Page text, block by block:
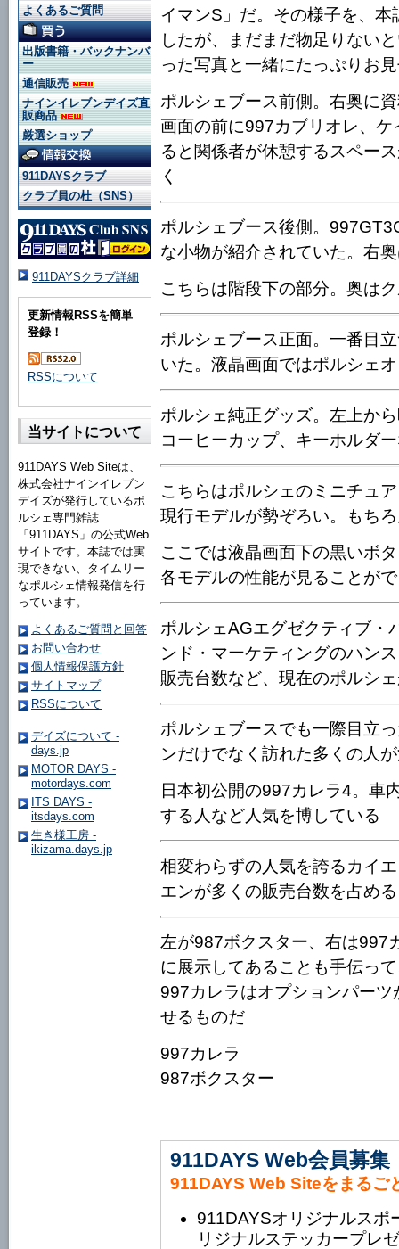
イマンS」だ。その様子を、
したが、まだまだ物足りない
った写真と一緒にたっぷりお
ポルシェブース前側。右奥に
画面の前に997カブリオレ、
ると関係者が休憩するスペー
く
ポルシェブース後側。
な小物が紹介されていた。右
こちらは階段下の部分。奥は
ポルシェブース正面。一番目
いた。液晶画面ではポルシェ
ポルシェ純正グッズ。左上か
コーヒーカップ、キーホルダ
こちらはポルシェのミニチュ
現行モデルが勢ぞろい。もち
ここでは液晶画面下の黒いボ
各モデルの性能が見ることが
ポルシェAGエグゼクティブ・
ンド・マーケティングのハン
販売台数など、現在のポルシ
ポルシェブースでも一際目立
ンだけでなく訪れた多くの人
日本初公開の997カレラ4。車
する人など人気を博している
相変わらずの人気を誇るカイ
エンが多くの販売台数を占め
左が987ボクスター、右は997
に展示してあることも手伝っ
997カレラはオプションパー
せるものだ
997カレラ
987ボクスター
911DAYS Web会員募集
911DAYS Web Siteをまるご
911DAYSオリジナルスポ
リジナルステッカープレ
よくあるご質問
出版書籍・バックナンバ
ー
通信販売
ナインイレブンデイズ直
販商品
厳選ショップ
911DAYSクラブ
クラブ員の杜（SNS）
911DAYSクラブ詳細
更新情報RSSを簡単
登録！
RSSについて
当サイトについて
911DAYS Web Siteは、
株式会社ナインイレブン
デイズが発行しているポ
ルシェ専門雑誌
「911DAYS」の公式Web
サイトです。本誌では実
現できない、タイムリー
なポルシェ情報発信を行
っています。
よくあるご質問と回答
お問い合わせ
個人情報保護方針
サイトマップ
RSSについて
デイズについて -
days.jp
MOTOR DAYS -
motordays.com
ITS DAYS -
itsdays.com
生き様工房 -
ikizama.days.jp